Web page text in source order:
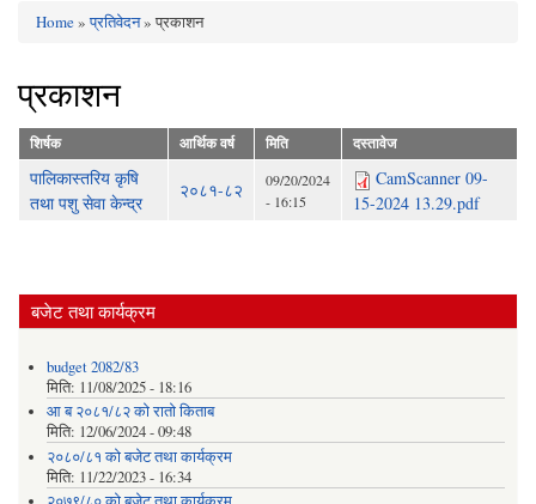
You are here
Home»प्रतिवेदन» प्रकाशन
प्रकाशन
शिर्षक आर्थिक वर्ष मिति दस्तावेज
पालिकास्तरिय कृषि
तथा पशु सेवा केन्द्र
२०८१-८२
09/20/2024
- 16:15
CamScanner 09-
15-2024 13.29.pdf
बजेट तथा कार्यक्रम
budget 2082/83
मिति: 11/08/2025 - 18:16
आ ब २०८१/८२ काे राताे किताब
मिति: 12/06/2024 - 09:48
२०८०/८१ को बजेट तथा कार्यक्रम
मिति: 11/22/2023 - 16:34